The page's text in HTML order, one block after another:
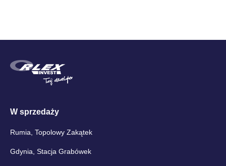
W sprzedaży
Rumia, Topolowy Zakątek
Gdynia, Stacja Grabówek